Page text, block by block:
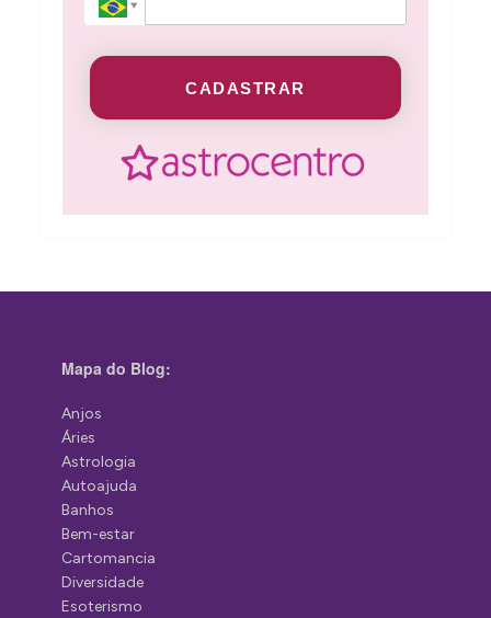
CADASTRAR
Mapa do Blog:
Anjos
Áries
Astrologia
Autoajuda
Banhos
Bem-estar
Cartomancia
Diversidade
Esoterismo